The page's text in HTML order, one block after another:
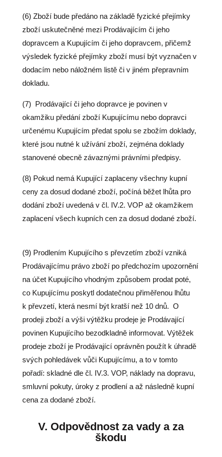
(6) Zboží bude předáno na základě fyzické přejímky
zboží uskutečněné mezi Prodávajícím či jeho
dopravcem a Kupujícím či jeho dopravcem, přičemž
výsledek fyzické přejímky zboží musí být vyznačen v
dodacím nebo náložném listě či v jiném přepravním
dokladu.
(7) Prodávající či jeho dopravce je povinen v
okamžiku předání zboží Kupujícímu nebo dopravci
určenému Kupujícím předat spolu se zbožím doklady,
které jsou nutné k užívání zboží, zejména doklady
stanovené obecně závaznými právními předpisy.
(8) Pokud nemá Kupující zaplaceny všechny kupní
ceny za dosud dodané zboží, počíná běžet lhůta pro
dodání zboží uvedená v čl. IV.2. VOP až okamžikem
zaplacení všech kupních cen za dosud dodané zboží.
(9) Prodlením Kupujícího s převzetím zboží vzniká
Prodávajícímu právo zboží po předchozím upozornění
na účet Kupujícího vhodným způsobem prodat poté,
co Kupujícímu poskytl dodatečnou přiměřenou lhůtu
k převzetí, která nesmí být kratší než 10 dnů. O
prodeji zboží a výši výtěžku prodeje je Prodávající
povinen Kupujícího bezodkladně informovat. Výtěžek
prodeje zboží je Prodávající oprávněn použít k úhradě
svých pohledávek vůči Kupujícímu, a to v tomto
pořadí: skladné dle čl. IV.3. VOP, náklady na dopravu,
smluvní pokuty, úroky z prodlení a až následně kupní
cena za dodané zboží.
V. Odpovědnost za vady a za
škodu